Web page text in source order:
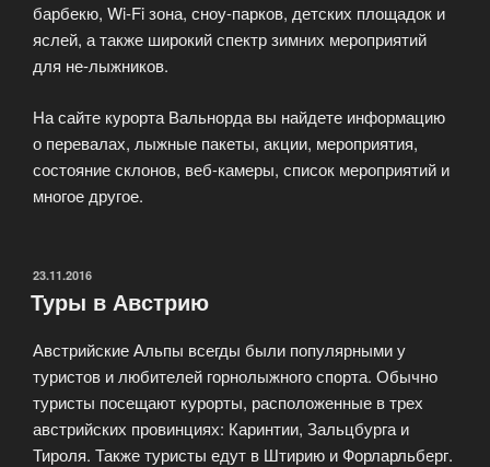
барбекю, Wi-Fi зона, сноу-парков, детских площадок и
яслей, а также широкий спектр зимних мероприятий
для не-лыжников.
На сайте курорта Вальнорда вы найдете информацию
о перевалах, лыжные пакеты, акции, мероприятия,
состояние склонов, веб-камеры, список мероприятий и
многое другое.
ОПУБЛИКОВАНО
23.11.2016
Туры в Австрию
Австрийские Альпы всегды были популярными у
туристов и любителей горнолыжного спорта. Обычно
туристы посещают курорты, расположенные в трех
австрийских провинциях: Каринтии, Зальцбурга и
Тироля. Также туристы едут в Штирию и Форларльберг.